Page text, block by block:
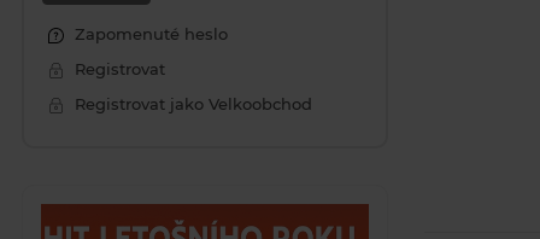
Zapomenuté heslo
Registrovat
Registrovat jako Velkoobchod